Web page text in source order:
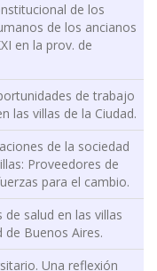
de los
de los ancianos
en la prov. de
de trabajo
las villas de la Ciudad.
de la sociedad
Proveedores de
para el cambio.
de salud en las villas
de Buenos Aires.
Una reflexión